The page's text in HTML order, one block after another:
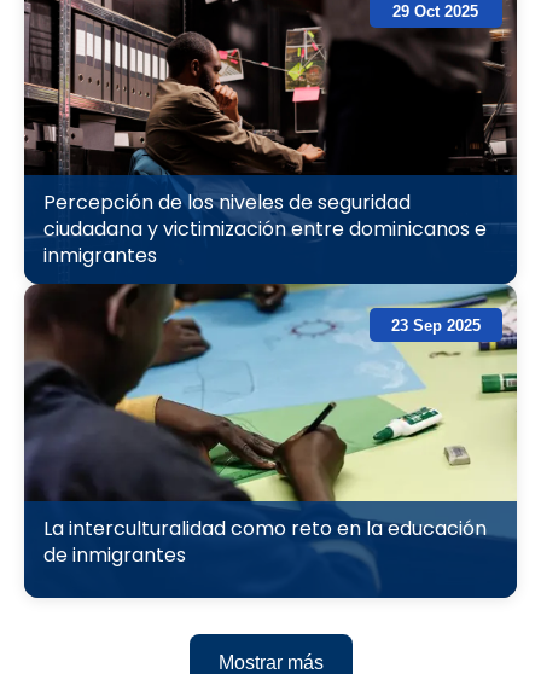
29 Oct 2025
Percepción de los niveles de seguridad
ciudadana y victimización entre dominicanos e
inmigrantes
23 Sep 2025
La interculturalidad como reto en la educación
de inmigrantes
Mostrar más